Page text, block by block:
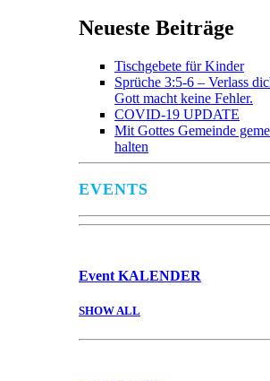
Neueste Beiträge
Tischgebete für Kinder
Sprüche 3:5-6 – Verlass
Gott macht keine Fehler.
COVID-19 UPDATE
Mit Gottes Gemeinde
halten
EVENTS
Event KALENDER
SHOW ALL